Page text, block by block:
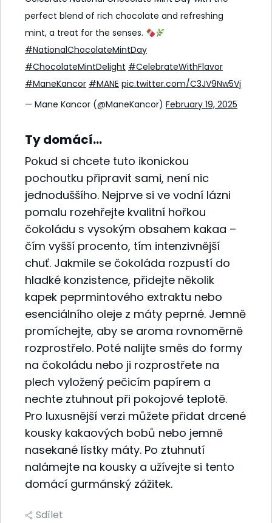
perfect blend of rich chocolate and refreshing
mint, a treat for the senses.
#NationalChocolateMintDay
#ChocolateMintDelight #CelebrateWithFlavor
#ManeKancor #MANE pic.twitter.com/C3JV9Nw5Vj
— Mane Kancor (@ManeKancor) February 19, 2025
Ty domácí…
Pokud si chcete tuto ikonickou
pochoutku připravit sami, není nic
jednoduššího. Nejprve si ve vodní lázni
pomalu rozehřejte kvalitní hořkou
čokoládu s vysokým obsahem kakaa –
čím vyšší procento, tím intenzivnější
chuť. Jakmile se čokoláda rozpustí do
hladké konzistence, přidejte několik
kapek peprmintového extraktu nebo
esenciálního oleje z máty peprné. Jemně
promíchejte, aby se aroma rovnoměrně
rozprostřelo. Poté nalijte směs do formy
na čokoládu nebo ji rozprostřete na
plech vyložený pečicím papírem a
nechte ztuhnout při pokojové teplotě.
Pro luxusnější verzi můžete přidat drcené
kousky kakaových bobů nebo jemně
nasekané lístky máty. Po ztuhnutí
nalámejte na kousky a užívejte si tento
domácí gurmánský zážitek.
Sdílet